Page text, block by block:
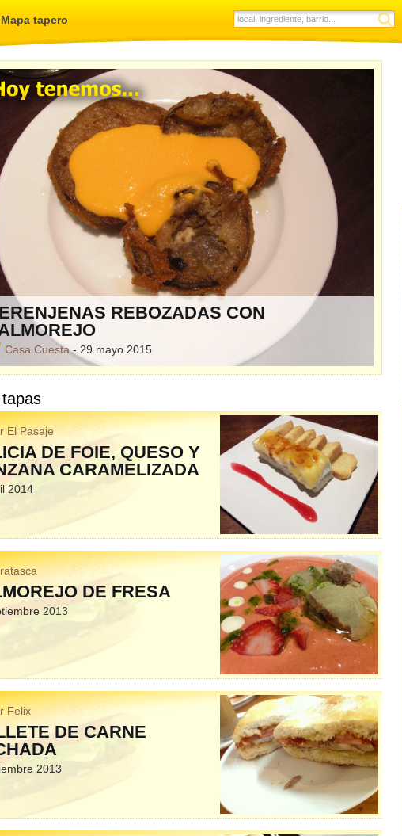
Mapa tapero
REBOZADAS CON
Casa Cuesta- 29 mayo 2015
El Pasaje
DE FOIE, QUESO Y
CARAMELIZADA
2014
DE FRESA
2013
Felix
DE CARNE
2013